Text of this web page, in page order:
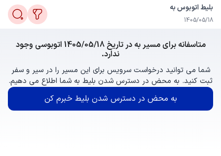
بلیط اتوبوس به
1405/05/18
متاسفانه برای مسیر به در تاریخ 1405/05/18 اتوبوسی وجود
ندارد.
شما می توانید درخواست سرویس برای این مسیر را در سیر و سفر
ثبت کنید. به محض در دسترس شدن بلیط به شما اطلاع می دهیم.
به محض در دسترس شدن بلیط خبرم کن